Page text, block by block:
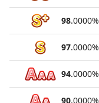
98.0000%
97.0000%
94.0000%
90.0000%